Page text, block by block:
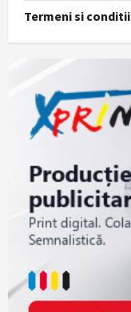
Termeni si conditii